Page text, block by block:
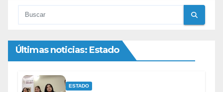
Últimas noticias: Estado
ESTADO